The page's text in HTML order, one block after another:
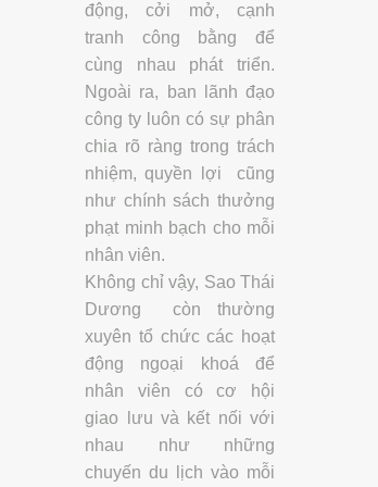
động, cởi mở, cạnh
tranh công bằng để
cùng nhau phát triển.
Ngoài ra, ban lãnh đạo
công ty luôn có sự phân
chia rõ ràng trong trách
nhiệm, quyền lợi cũng
như chính sách thưởng
phạt minh bạch cho mỗi
nhân viên.
Không chỉ vậy, Sao Thái
Dương còn thường
xuyên tổ chức các hoạt
động ngoại khoá để
nhân viên có cơ hội
giao lưu và kết nối với
nhau như những
chuyến du lịch vào mỗi